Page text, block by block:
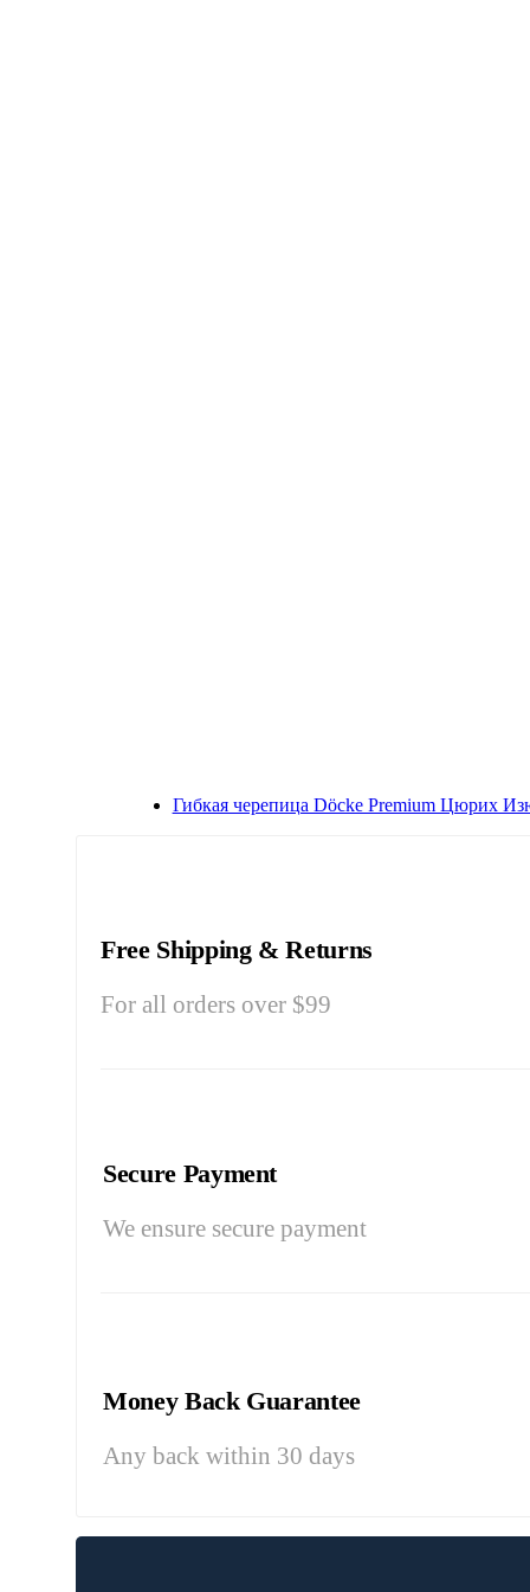
Гибкая черепица Döcke Premium Цюрих
Free Shipping & Returns
For all orders over $99
Secure Payment
We ensure secure payment
Money Back Guarantee
Any back within 30 days